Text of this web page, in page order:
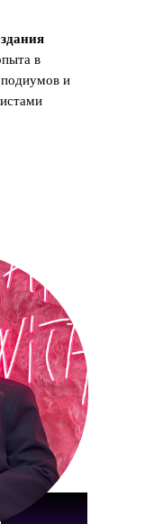
в
подиумов и